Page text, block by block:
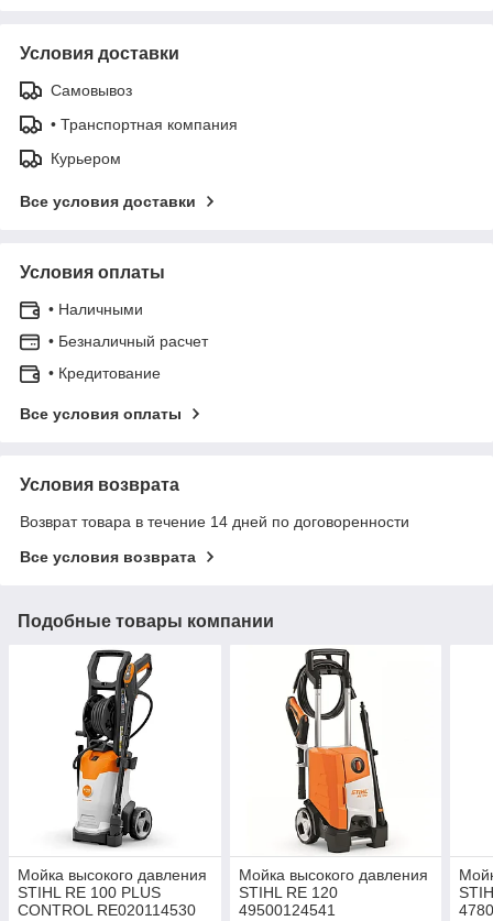
Условия доставки
Самовывоз
• Транспортная компания
Курьером
Все условия доставки
Условия оплаты
• Наличными
• Безналичный расчет
• Кредитование
Все условия оплаты
Условия возврата
Возврат товара в течение 14 дней по договоренности
Все условия возврата
Подобные товары компании
Мойка высокого давления
STIHL RE 100 PLUS
CONTROL RE020114530
Мойка высокого давления
STIHL RE 120
49500124541